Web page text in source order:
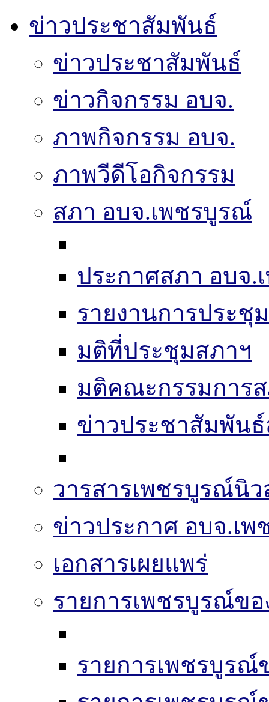
ข่าวประชาสัมพันธ์
ข่าวประชาสัมพันธ์
ข่าวกิจกรรม อบจ.
ภาพกิจกรรม อบจ.
ภาพวีดีโอกิจกรรม
สภา อบจ.เพชรบูรณ์
ประกาศสภา อบจ.
รายงานการประชุ
มติที่ประชุมสภาฯ
มติคณะกรรมการ
ข่าวประชาสัมพัน
วารสารเพชรบูรณ์นิว
ข่าวประกาศ อบจ.เ
เอกสารเผยแพร่
รายการเพชรบูรณ์ขอ
รายการเพชรบูรณ์